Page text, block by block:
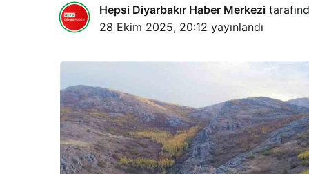
Hepsi Diyarbakır Haber Merkezi
28 Ekim 2025, 20:12 yayınlandı